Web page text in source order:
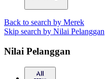
Back to search by Merek
Skip search by Nilai Pelanggan
Nilai Pelanggan